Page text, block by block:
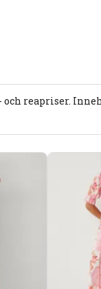
och reapriser.